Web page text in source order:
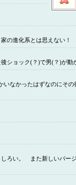
るやつ、家の進
ショック(？)で男(？)が動
なかったはずなのにその
しろい。 また新しいバー